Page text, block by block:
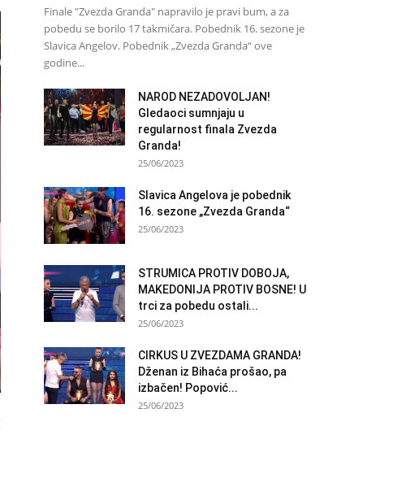
Finale "Zvezda Granda" napravilo je pravi bum, a za
pobedu se borilo 17 takmičara. Pobednik 16. sezone je
Slavica Angelov. Pobednik „Zvezda Granda“ ove
godine...
NAROD NEZADOVOLJAN!
Gledaoci sumnjaju u
regularnost finala Zvezda
Granda!
25/06/2023
Slavica Angelova je pobednik
16. sezone „Zvezda Granda“
25/06/2023
STRUMICA PROTIV DOBOJA,
MAKEDONIJA PROTIV BOSNE! U
trci za pobedu ostali...
25/06/2023
CIRKUS U ZVEZDAMA GRANDA!
Dženan iz Bihaća prošao, pa
izbačen! Popović...
25/06/2023